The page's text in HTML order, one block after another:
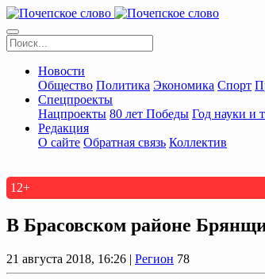
Новости
Общество Политика Экономика Спорт
Спецпроекты
Нацпроекты 80 лет Победы Год науки и
Редакция
О сайте Обратная связь Коллектив
12+
В Брасовском районе
21 августа 2018, 16:26 | Регион 78